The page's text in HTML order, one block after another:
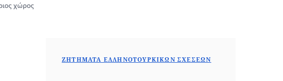
χώρος
ΖΗΤΉΜΑΤΑ ΕΛΛΗΝΟΤΟΥΡΚΙΚΏΝ ΣΧΈΣΕΩΝ